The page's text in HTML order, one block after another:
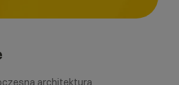
architektura